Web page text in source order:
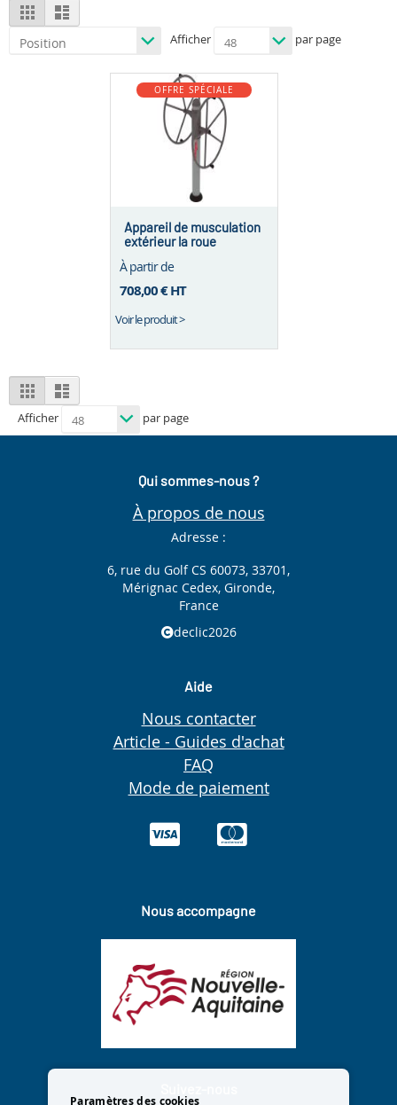
View
as
Grid List
Afficher par page
OFFRE SPÉCIALE
Appareil de musculation
extérieur la roue
À partir de
708,00 €HT
Voir le produit >
View
as
Grid List
Afficher par page
Qui sommes-nous ?
À propos de nous
Adresse :
6, rue du Golf CS 60073, 33701,
Mérignac Cedex, Gironde,
France
declic2026
Aide
Nous contacter
Article - Guides d'achat
FAQ
Mode de paiement
Nous accompagne
Paramètres des cookies